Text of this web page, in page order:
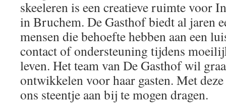
skeeleren is een creatieve ruimte voor
in Bruchem. De Gasthof biedt al jaren
mensen die behoefte hebben aan een
contact of ondersteuning tijdens
leven. Het team van De Gasthof wil
ontwikkelen voor haar gasten. Met
ons steentje aan bij te mogen dragen.